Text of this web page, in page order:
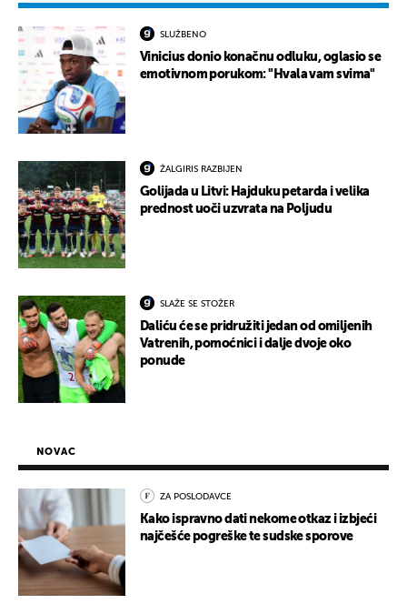
SLUŽBENO
Vinicius donio konačnu odluku, oglasio se
emotivnom porukom: "Hvala vam svima"
ŽALGIRIS RAZBIJEN
Golijada u Litvi: Hajduku petarda i velika
prednost uoči uzvrata na Poljudu
SLAŽE SE STOŽER
Daliću će se pridružiti jedan od omiljenih
Vatrenih, pomoćnici i dalje dvoje oko
ponude
NOVAC
ZA POSLODAVCE
Kako ispravno dati nekome otkaz i izbjeći
najčešće pogreške te sudske sporove